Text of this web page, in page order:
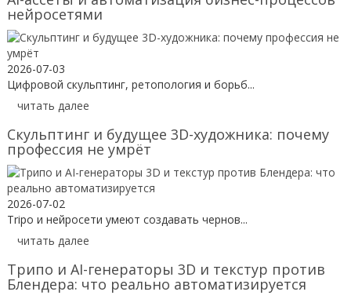
нейросетями
2026-07-03
Цифровой скульптинг, ретопология и борьб...
читать далее
Скульптинг и будущее 3D-художника: почему
профессия не умрёт
2026-07-02
Tripo и нейросети умеют создавать чернов...
читать далее
Трипо и AI-генераторы 3D и текстур против
Блендера: что реально автоматизируется